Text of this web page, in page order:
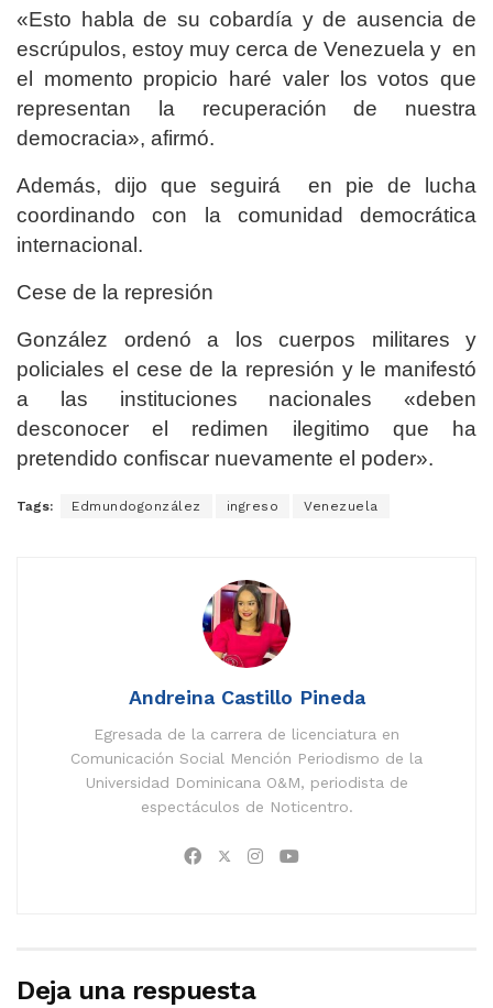
«Esto habla de su cobardía y de ausencia de
escrúpulos, estoy muy cerca de Venezuela y en
el momento propicio haré valer los votos que
representan la recuperación de nuestra
democracia», afirmó.
Además, dijo que seguirá en pie de lucha
coordinando con la comunidad democrática
internacional.
Cese de la represión
González ordenó a los cuerpos militares y
policiales el cese de la represión y le manifestó
a las instituciones nacionales «deben
desconocer el redimen ilegitimo que ha
pretendido confiscar nuevamente el poder».
Tags: Edmundogonzález ingreso Venezuela
Andreina Castillo Pineda
Egresada de la carrera de licenciatura en
Comunicación Social Mención Periodismo de la
Universidad Dominicana O&M, periodista de
espectáculos de Noticentro.
Deja una respuesta